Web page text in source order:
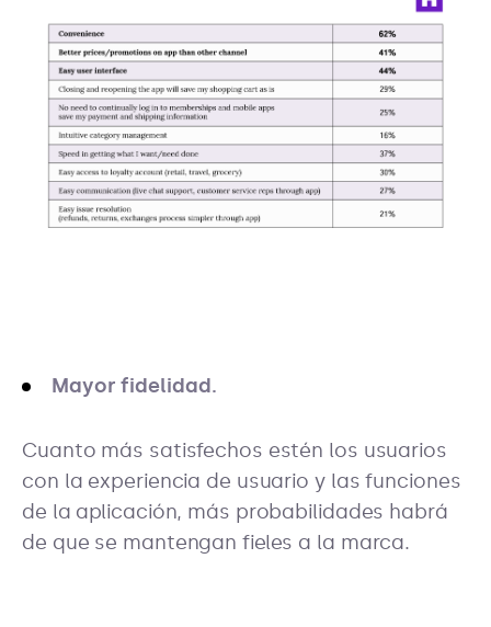
Mayor fidelidad.
Cuanto más satisfechos estén los usuarios
con la experiencia de usuario y las funciones
de la aplicación, más probabilidades habrá
de que se mantengan fieles a la marca.